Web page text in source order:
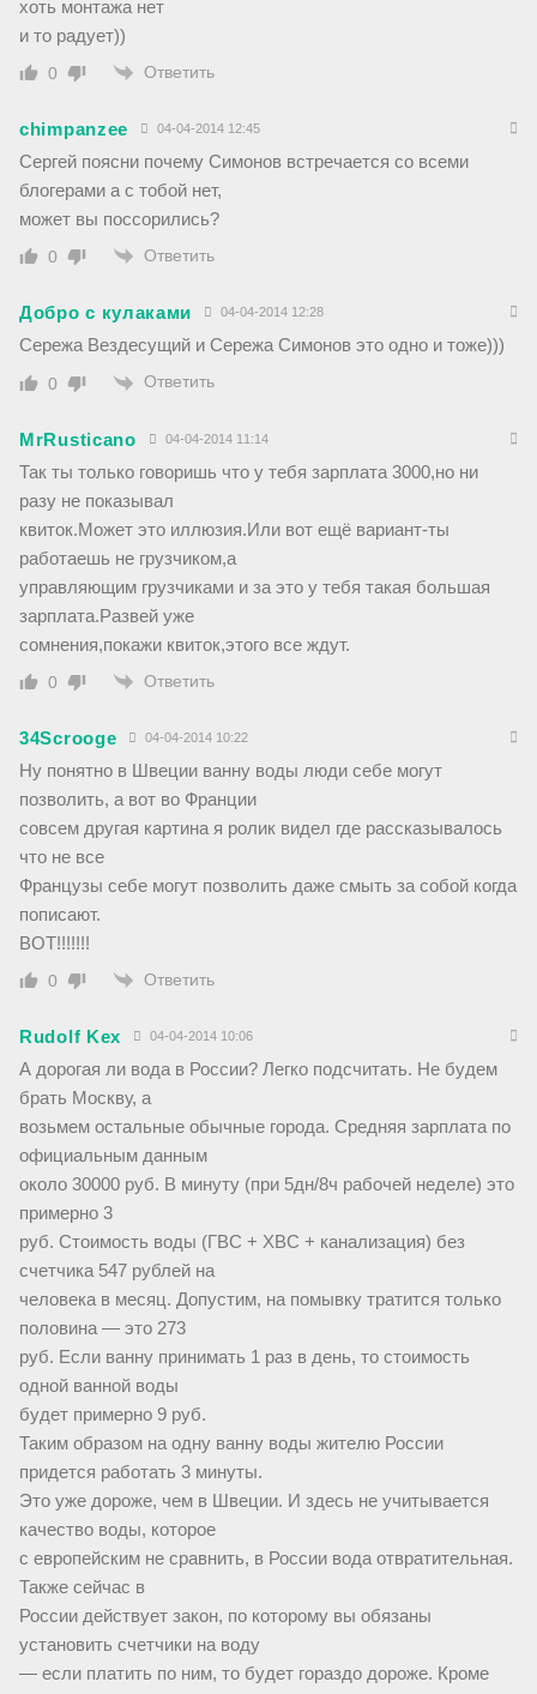
хоть монтажа нет
и то радует))
0 Ответить
chimpanzee 04-04-2014 12:45
Сергей поясни почему Симонов встречается со всеми
блогерами а с тобой нет,
может вы поссорились?
0 Ответить
Добро с кулаками 04-04-2014 12:28
Сережа Вездесущий и Сережа Симонов это одно и тоже)))
0 Ответить
MrRusticano 04-04-2014 11:14
Так ты только говоришь что у тебя зарплата 3000,но ни
разу не показывал
квиток.Может это иллюзия.Или вот ещё вариант-ты
работаешь не грузчиком,а
управляющим грузчиками и за это у тебя такая большая
зарплата.Развей уже
сомнения,покажи квиток,этого все ждут.
0 Ответить
34Scrooge 04-04-2014 10:22
Ну понятно в Швеции ванну воды люди себе могут
позволить, а вот во Франции
совсем другая картина я ролик видел где рассказывалось
что не все
Французы себе могут позволить даже смыть за собой когда
пописают.
ВОТ!!!!!!!
0 Ответить
Rudolf Kex 04-04-2014 10:06
А дорогая ли вода в России? Легко подсчитать. Не будем
брать Москву, а
возьмем остальные обычные города. Средняя зарплата по
официальным данным
около 30000 руб. В минуту (при 5дн/8ч рабочей неделе) это
примерно 3
руб. Стоимость воды (ГВС + ХВС + канализация) без
счетчика 547 рублей на
человека в месяц. Допустим, на помывку тратится только
половина — это 273
руб. Если ванну принимать 1 раз в день, то стоимость
одной ванной воды
будет примерно 9 руб.
Таким образом на одну ванну воды жителю России
придется работать 3 минуты.
Это уже дороже, чем в Швеции. И здесь не учитывается
качество воды, которое
с европейским не сравнить, в России вода отвратительная.
Также сейчас в
России действует закон, по которому вы обязаны
установить счетчики на воду
— если платить по ним, то будет гораздо дороже. Кроме